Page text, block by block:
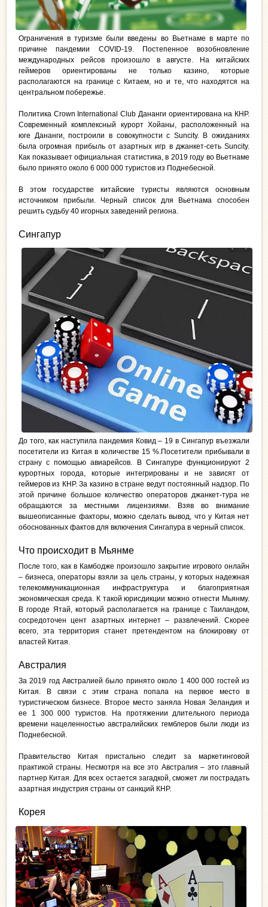
Ограничения в туризме были введены во Вьетнаме в марте по
причине пандемии COVID-19. Постепенное возобновление
международных рейсов произошло в августе. На китайских
геймеров ориентированы не только казино, которые
располагаются на границе с Китаем, но и те, что находятся на
центральном побережье.
Политика Crown International Club Дананги ориентирована на КНР.
Современный комплексный курорт Хойаны, расположенный на
юге Дананги, построили в совокупности с Suncity. В ожиданиях
была огромная прибыль от азартных игр в джанкет-сеть Suncity.
Как показывает официальная статистика, в 2019 году во Вьетнаме
было принято около 6 000 000 туристов из Поднебесной.
В этом государстве китайские туристы являются основным
источником прибыли. Черный список для Вьетнама способен
решить судьбу 40 игорных заведений региона.
Сингапур
До того, как наступила пандемия Ковид – 19 в Сингапур въезжали
посетители из Китая в количестве 15 %.Посетители прибывали в
страну с помощью авиарейсов. В Сингапуре функционируют 2
курортных города, которые интегрированы и не зависят от
геймеров из КНР. За казино в стране ведут постоянный надзор. По
этой причине большое количество операторов джанкет-тура не
обращаются за местными лицензиями. Взяв во внимание
вышеописанные факторы, можно сделать вывод, что у Китая нет
обоснованных фактов для включения Сингапура в черный список.
Что происходит в Мьянме
После того, как в Камбодже произошло закрытие игрового онлайн
– бизнеса, операторы взяли за цель страны, у которых надежная
телекоммуникационная инфраструктура и благоприятная
экономическая среда. К такой юрисдикции можно отнести Мьянму.
В городе Ятай, который располагается на границе с Таиландом,
сосредоточен цент азартных интернет – развлечений. Скорее
всего, эта территория станет претендентом на блокировку от
властей Китая.
Австралия
За 2019 год Австралией было принято около 1 400 000 гостей из
Китая. В связи с этим страна попала на первое место в
туристическом бизнесе. Второе место заняла Новая Зеландия и
ее 1 300 000 туристов. На протяжении длительного периода
времени нацеленностью австралийских гемблеров были люди из
Поднебесной.
Правительство Китая пристально следит за маркетинговой
практикой страны. Несмотря на все это Австралия – это главный
партнер Китая. Для всех остается загадкой, сможет ли пострадать
азартная индустрия страны от санкций КНР.
Корея